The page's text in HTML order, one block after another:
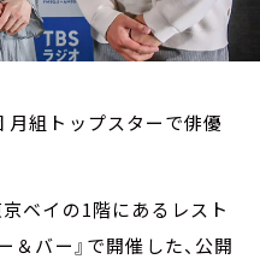
月組トップスターで俳優
ベイの1階にあるレスト
＆バー』で開催した、公開